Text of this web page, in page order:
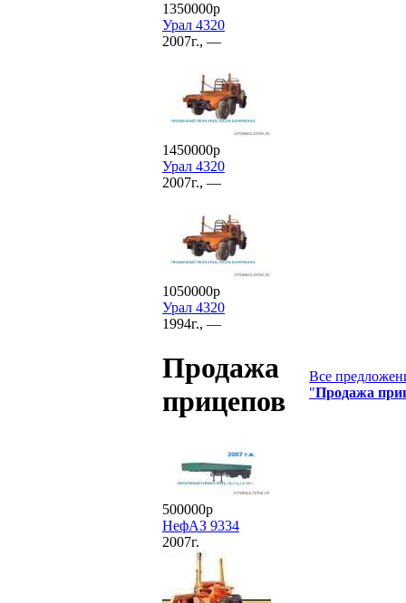
1350000р
Урал 4320
2007г., —
1450000р
Урал 4320
2007г., —
1050000р
Урал 4320
1994г., —
Продажа
прицепов
Все
"Продажа
500000р
НефАЗ 9334
2007г.